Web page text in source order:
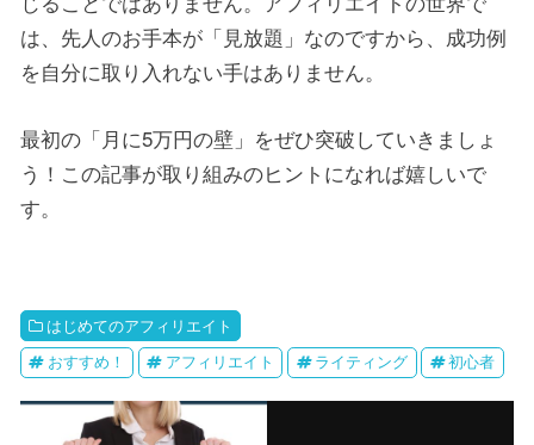
は、先人のお手本が「見放題」なのですから、成功例
を自分に取り入れない手はありません。
最初の「月に5万円の壁」をぜひ突破していきましょ
う！この記事が取り組みのヒントになれば嬉しいで
す。
はじめてのアフィリエイト
おすすめ！
アフィリエイト ライティング 初心者